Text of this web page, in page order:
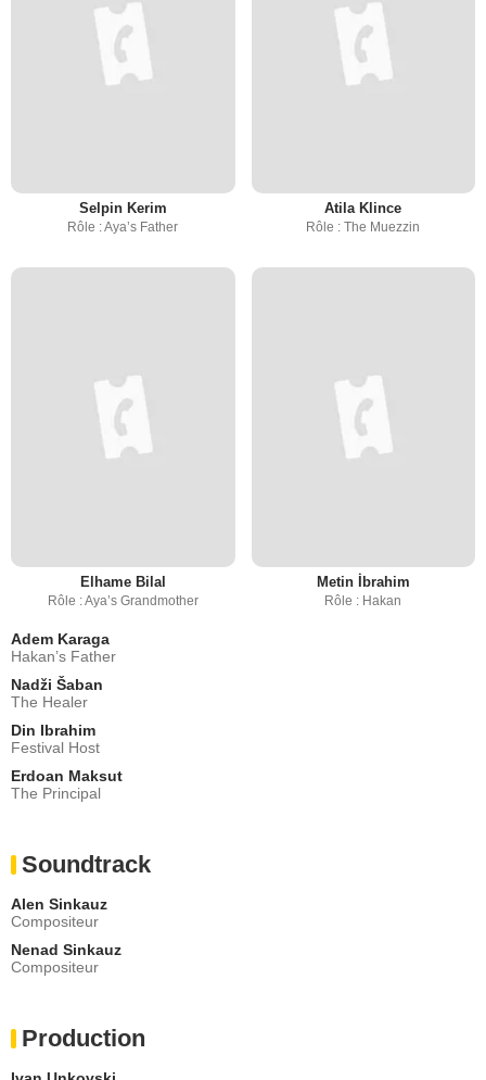
Selpin Kerim
Rôle : Aya’s Father
Atila Klince
Rôle : The Muezzin
Elhame Bilal
Rôle : Aya’s Grandmother
Metin İbrahim
Rôle : Hakan
Adem Karaga
Hakan’s Father
Nadži Šaban
The Healer
Din Ibrahim
Festival Host
Erdoan Maksut
The Principal
Soundtrack
Alen Sinkauz
Compositeur
Nenad Sinkauz
Compositeur
Production